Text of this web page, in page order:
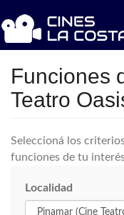
Funciones
Teatro
Seleccioná los
funciones de tu
Localidad